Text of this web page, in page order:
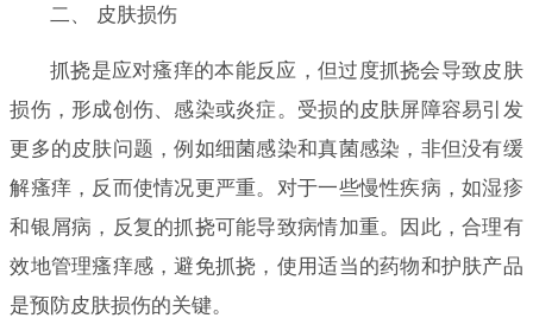
二、 皮肤损伤
抓挠是应对瘙痒的本能反应，但过度抓挠会导致皮肤
损伤，形成创伤、感染或炎症。受损的皮肤屏障容易引发
更多的皮肤问题，例如细菌感染和真菌感染，非但没有缓
解瘙痒，反而使情况更严重。对于一些慢性疾病，如湿疹
和银屑病，反复的抓挠可能导致病情加重。因此，合理有
效地管理瘙痒感，避免抓挠，使用适当的药物和护肤产品
是预防皮肤损伤的关键。